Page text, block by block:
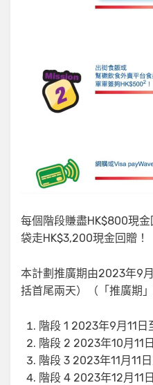
每個階段賺盡HK$800現
袋走HK$3,200現金回贈！
本計劃推廣期由2023年9
括首尾兩天）（「推廣期
階段 1 2023年9月11日
階段 2 2023年10月11
階段 3 2023年11月11
階段 4 2023年12月11